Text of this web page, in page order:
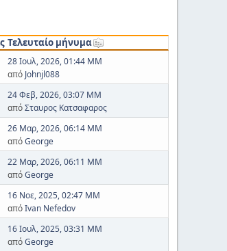
Τελευταίο μήνυμα
28 Ιουλ, 2026, 01:44 ΜΜ
από Johnjl088
24 Φεβ, 2026, 03:07 ΜΜ
απόΣταυρος Κατσαφαρος
26 Μαρ, 2026, 06:14 ΜΜ
απόGeorge
22 Μαρ, 2026, 06:11 ΜΜ
απόGeorge
16 Νοε, 2025, 02:47 ΜΜ
απόIvan Nefedov
16 Ιουλ, 2025, 03:31 ΜΜ
απόGeorge